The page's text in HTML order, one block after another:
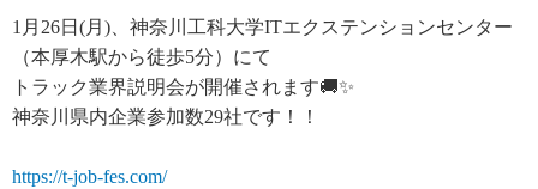
1月26日(月)、神奈川工科大学ITエクステンションセンター
（本厚木駅から徒歩5分）にて
トラック業界説明会が開催されます🚚✨
神奈川県内企業参加数29社です！！
https://t-job-fes.com/